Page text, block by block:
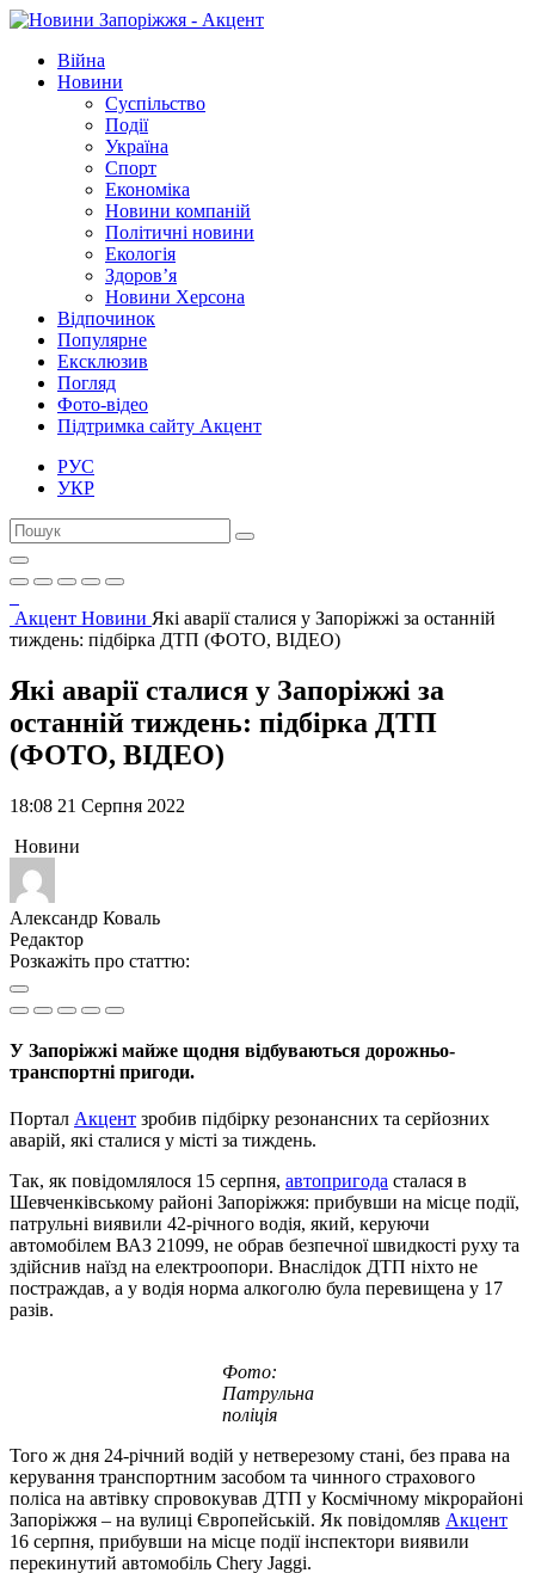
Війна
Новини
Суспільство
Події
Україна
Спорт
Економіка
Новини компаній
Політичні новини
Екологія
Здоров’я
Новини Херсона
Відпочинок
Популярне
Ексклюзив
Погляд
Фото-відео
Підтримка сайту Акцент
РУС
УКР
Акцент Новини Які аварії сталися у Запоріжжі за останній
тиждень: підбірка ДТП (ФОТО, ВІДЕО)
Які аварії сталися у Запоріжжі за
останній тиждень: підбірка ДТП
(ФОТО, ВІДЕО)
18:08 21 Серпня 2022
Новини
Александр Коваль
Редактор
Розкажіть про статтю:
У Запоріжжі майже щодня відбуваються дорожньо-
транспортні пригоди.
Портал Акцент зробив підбірку резонансних та серйозних
аварій, які сталися у місті за тиждень.
Так, як повідомлялося 15 серпня, автопригода сталася в
Шевченківському районі Запоріжжя: прибувши на місце події,
патрульні виявили 42-річного водія, який, керуючи
автомобілем ВАЗ 21099, не обрав безпечної швидкості руху та
здійснив наїзд на електроопори. Внаслідок ДТП ніхто не
постраждав, а у водія норма алкоголю була перевищена у 17
разів.
Фото:
Патрульна
поліція
Того ж дня 24-річний водій у нетверезому стані, без права на
керування транспортним засобом та чинного страхового
поліса на автівку спровокував ДТП у Космічному мікрорайоні
Запоріжжя – на вулиці Європейській. Як повідомляв Акцент
16 серпня, прибувши на місце події інспектори виявили
перекинутий автомобіль Chery Jaggi.